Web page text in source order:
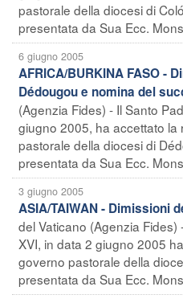
pastorale della diocesi di
presentata da Sua Ecc.
6 giugno 2005
AFRICA/BURKINA FASO -
Dédougou e nomina del
(Agenzia Fides) - Il Santo
giugno 2005, ha accettato la
pastorale della diocesi di
presentata da Sua Ecc.
3 giugno 2005
ASIA/TAIWAN - Dimissioni
del Vaticano (Agenzia
XVI, in data 2 giugno 2005
governo pastorale della
presentata da Sua Ecc.